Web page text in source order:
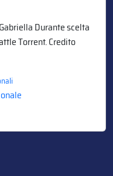
Durante scelta
Torrent. Credito